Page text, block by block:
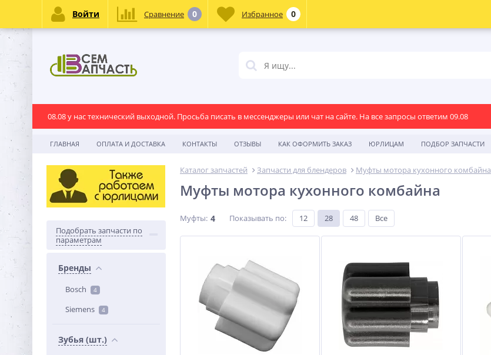
08.08 у нас технический выходной. Просьба писать в мессенджеры или чат на сайте. На все запросы ответим 09.08
ГЛАВНАЯ ОПЛАТА И ДОСТАВКА КОНТАКТЫ ОТЗЫВЫ КАК ОФОРМИТЬ ЗАКАЗ ЮРЛИЦАМ ПОДБОР ЗАПЧАСТИ
Подобрать запчасти по
параметрам
Бренды
Bosch 4
Siemens 4
Зубья (шт.)
Каталог запчастей Запчасти для блендеров Муфты мотора кухонного комбайна
Муфты мотора кухонного комбайна
Муфты: 4 Показывать по: 12 28 48 Все
Войти Сравнение 0 Избранное 0